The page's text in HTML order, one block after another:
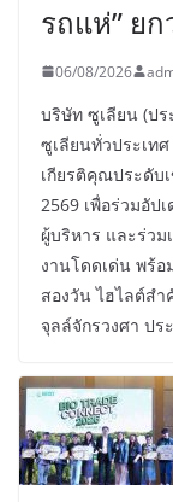
รถแห่” ยก
06/08/2026
บริษัท ซูเลียน (ป
ซูเลียนทั่วประเท
เกียรติคุณประดับ
2569 เพื่อร่วมอัป
ผู้บริหาร และร่ว
งานโดดเด่น พร้
สองวัน ไฮไลต์ส
จุลล์จักรวงศา ป